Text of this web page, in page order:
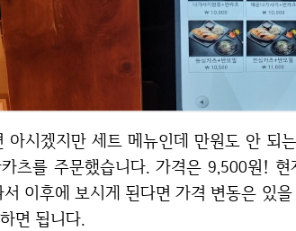
츠를 주문했습니다. 가격은 9,500원!
이후에 보시게 된다면 가격 변동은 있
면 됩니다.